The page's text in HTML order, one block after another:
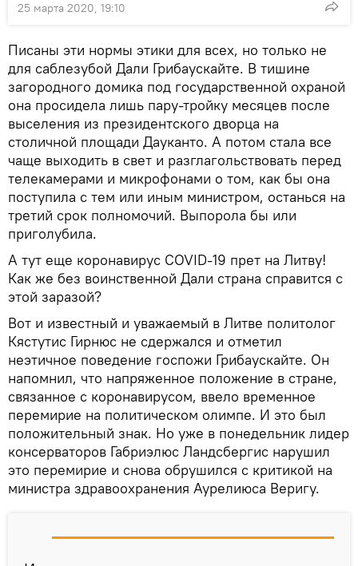
25 марта 2020, 19:10
Писаны эти нормы этики для всех, но только не
для саблезубой Дали Грибаускайте. В тишине
загородного домика под государственной охраной
она просидела лишь пару-тройку месяцев после
выселения из президентского дворца на
столичной площади Дауканто. А потом стала все
чаще выходить в свет и разглагольствовать перед
телекамерами и микрофонами о том, как бы она
поступила с тем или иным министром, останься на
третий срок полномочий. Выпорола бы или
приголубила.
А тут еще коронавирус COVID-19 прет на Литву!
Как же без воинственной Дали страна справится с
этой заразой?
Вот и известный и уважаемый в Литве политолог
Кястутис Гирнюс не сдержался и отметил
неэтичное поведение госпожи Грибаускайте. Он
напомнил, что напряженное положение в стране,
связанное с коронавирусом, ввело временное
перемирие на политическом олимпе. И это был
положительный знак. Но уже в понедельник лидер
консерваторов Габриэлюс Ландсбергис нарушил
это перемирие и снова обрушился с критикой на
министра здравоохранения Аурелиюса Веригу.